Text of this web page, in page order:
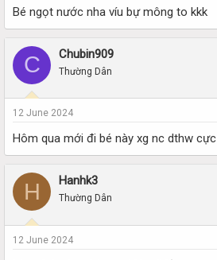
Bé ngọt nước nha víu bự mông to kkk
C Chubin909
Thường Dân
12 June 2024
Hôm qua mới đi bé này xg nc dthw cực
H Hanhk3
Thường Dân
12 June 2024